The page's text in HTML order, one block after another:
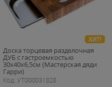
ХИТ!
Доска торцевая разделочная
ДУБ с гастроемкостью
30х40х6,5см (Мастерская дяди
Гарри)
Код: УТ000031828